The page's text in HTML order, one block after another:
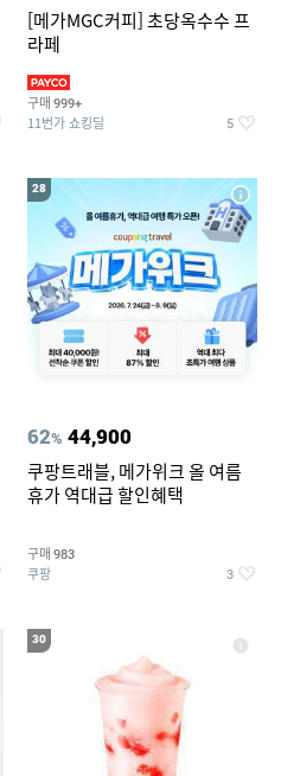
[메가MGC커피] 초당옥수수 프
라페
구매 999+
11번가 쇼킹딜 5
28
62% 44,900
쿠팡트래블, 메가위크 올 여름
휴가 역대급 할인혜택
구매 983
쿠팡 3
30